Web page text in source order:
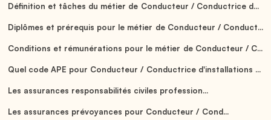
Définition et tâches du métier de Conducteur / Conductrice d...
Diplômes et prérequis pour le métier de Conducteur / Conduct...
Conditions et rémunérations pour le métier de Conducteur / C...
Quel code APE pour Conducteur / Conductrice d'installations ...
Les assurances responsabilités civiles profession...
Les assurances prévoyances pour Conducteur / Cond...